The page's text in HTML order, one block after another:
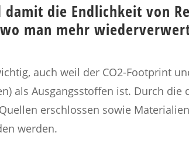
die Endlichkeit von
man mehr
auch weil der CO2-Footprint
als Ausgangsstoffen ist. Durch die
erschlossen sowie
werden.